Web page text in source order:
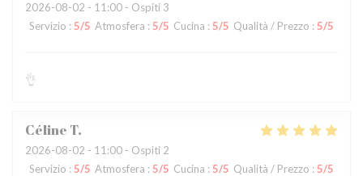
2026-08-02 - 11:00 - Ospiti 3
Servizio : 5/5 Atmosfera : 5/5 Cucina : 5/5 Qualità / Prezzo : 5/5
👌
Céline T
2026-08-02 - 11:00 - Ospiti 2
Servizio : 5/5 Atmosfera : 5/5 Cucina : 5/5 Qualità / Prezzo : 5/5